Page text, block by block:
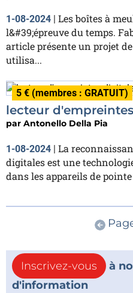
1-08-2024 | Les boîtes à
l&#39;épreuve du temps.
article présente un projet
utilisa...
5 € (membres : GRATUIT)
lecteur
par Antonello Della Pia
1-08-2024 | La
digitales est une
dans les appareils de
Inscrivez-vous
à
d'information